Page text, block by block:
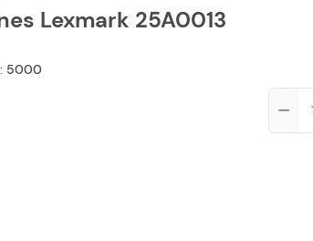
Lexmark 25A0013
5000